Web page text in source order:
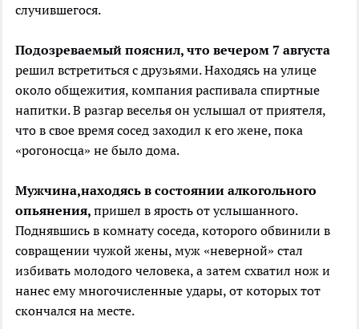
случившегося.
Подозреваемый пояснил, что вечером 7 августа
решил встретиться с друзьями. Находясь на улице
около общежития, компания распивала спиртные
напитки. В разгар веселья он услышал от приятеля,
что в свое время сосед заходил к его жене, пока
«рогоносца» не было дома.
Мужчина,находясь в состоянии алкогольного
опьянения, пришел в ярость от услышанного.
Поднявшись в комнату соседа, которого обвинили в
совращении чужой жены, муж «неверной» стал
избивать молодого человека, а затем схватил нож и
нанес ему многочисленные удары, от которых тот
скончался на месте.